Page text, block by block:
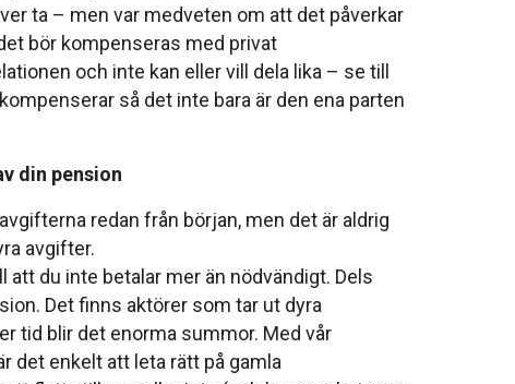
ta – men var medveten om att det påverkar
bör kompenseras med privat
och inte kan eller vill dela lika – se till
så det inte bara är den ena parten
din pension
redan från början, men det är aldrig
avgifter.
du inte betalar mer än nödvändigt. Dels
Det finns aktörer som tar ut dyra
tid blir det enorma summor. Med vår
det enkelt att leta rätt på gamla